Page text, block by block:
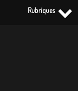
Rubriques